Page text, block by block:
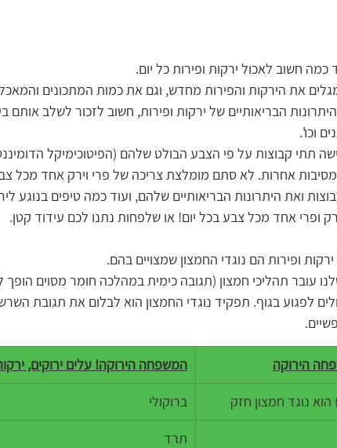
כמה חשוב לאכול ירקות ופירות כל יום.
את הירקות והפירות מחדש, וגם את כמות המתכונים
הבריאותיים של ירקות ופירות, חשוב לזכור לשלב אותם
וכו'.
תתי קבוצות על פי הצבע הבולט שלהם (הפיטוכימיקל
מסיבות אחרות. לא סתם מומלצת צריכה של פרי וירק אחד מכל
ואת היתרונות הבריאותיים שלהם, ועוד כמה טיפים בנוגע
ופרי אחד מכל צבע בכל יום! או שלפחות נתנו לכם עידוד קטן.
ופירות הם נוגדי החמצון שמצויים בהם.
עובר תהליכי חמצון (תגובה כימית במהלכה חומר מסוים
לפגוע בגוף. תפקיד נוגדי החמצון הוא לבלום את תגובת
הירוקה המשפחה הירוקה! עלים ירוקים,
הוא נוגד חמצון חזק ברוקולי
תרד